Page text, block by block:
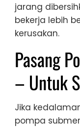
jarang
bekerja lebih
kerusakan.
Pasang
– Untuk
Jika
pompa